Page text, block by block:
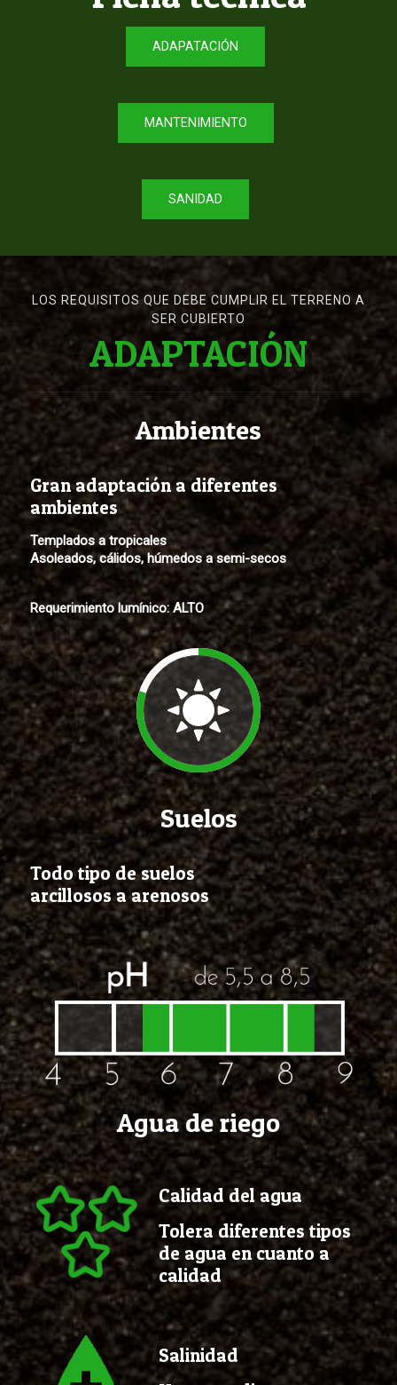
ADAPATACIÓN
MANTENIMIENTO
SANIDAD
LOS REQUISITOS QUE DEBE CUMPLIR EL TERRENO A
SER CUBIERTO
ADAPTACIÓN
Ambientes
Gran adaptación a diferentes
ambientes
Templados a tropicales
Asoleados, cálidos, húmedos a semi-secos
Requerimiento lumínico:ALTO
Suelos
Todo tipo de suelos
arcillosos a arenosos
Agua de riego
Calidad del agua
Tolera diferentes tipos
de agua en cuanto a
calidad
Salinidad